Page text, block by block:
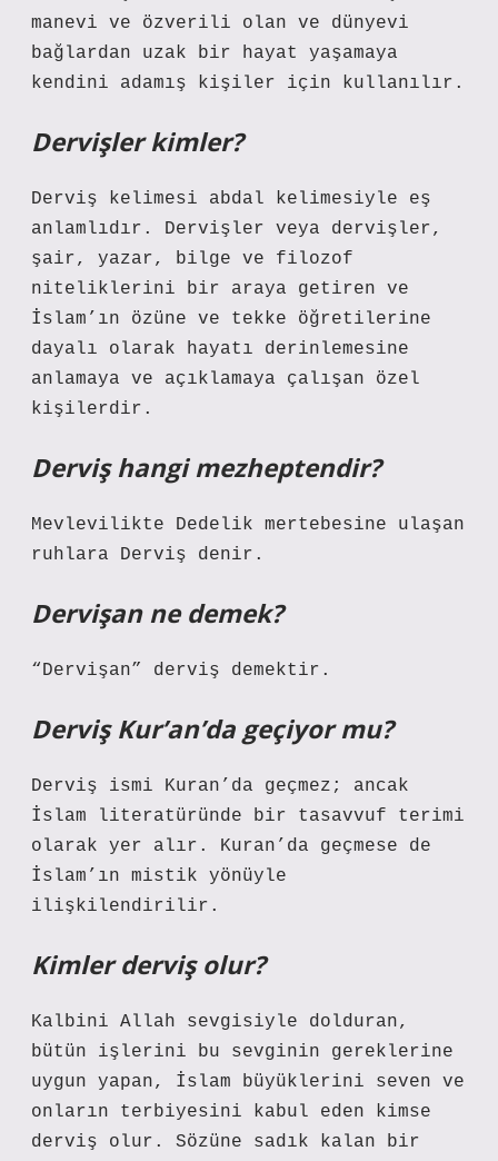
manevi ve özverili olan ve dünyevi
bağlardan uzak bir hayat yaşamaya
kendini adamış kişiler için kullanılır.
Dervişler kimler?
Derviş kelimesi abdal kelimesiyle eş
anlamlıdır. Dervişler veya dervişler,
şair, yazar, bilge ve filozof
niteliklerini bir araya getiren ve
İslam’ın özüne ve tekke öğretilerine
dayalı olarak hayatı derinlemesine
anlamaya ve açıklamaya çalışan özel
kişilerdir.
Derviş hangi mezheptendir?
Mevlevilikte Dedelik mertebesine ulaşan
ruhlara Derviş denir.
Dervişan ne demek?
“Dervişan” derviş demektir.
Derviş Kur’an’da geçiyor mu?
Derviş ismi Kuran’da geçmez; ancak
İslam literatüründe bir tasavvuf terimi
olarak yer alır. Kuran’da geçmese de
İslam’ın mistik yönüyle
ilişkilendirilir.
Kimler derviş olur?
Kalbini Allah sevgisiyle dolduran,
bütün işlerini bu sevginin gereklerine
uygun yapan, İslam büyüklerini seven ve
onların terbiyesini kabul eden kimse
derviş olur. Sözüne sadık kalan bir